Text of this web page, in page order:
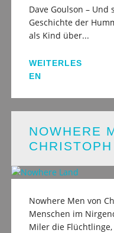
Dave Goulson – Und
Geschichte der
als Kind über...
WEITERLES
EN
NOWHERE
Nowhere Men von
Menschen im
Miler die